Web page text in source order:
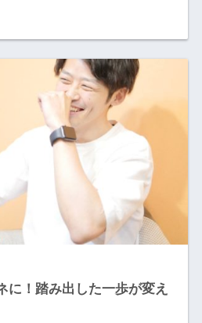
売！
に！踏み出した一歩が変え